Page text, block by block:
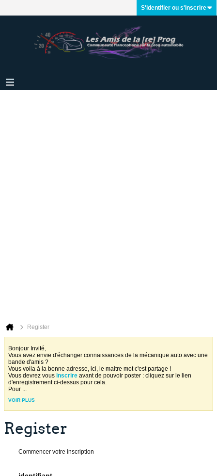
S'identifier ou s'inscrire
Register
Bonjour Invité,
Vous avez envie d'échanger connaissances de la mécanique auto avec une
bande d'amis ?
Vous voila à la bonne adresse, ici, le maitre mot c'est partage !
Vous devrez vous inscrire avant de pouvoir poster : cliquez sur le lien
d'enregistrement ci-dessus pour cela.
Pour ...
VOIR PLUS
Register
Commencer votre inscription